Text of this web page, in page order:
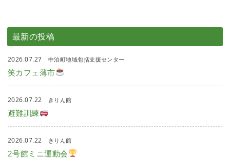
最新の投稿
2026.07.27 中泊町地域包括支援センター
笑カフェ薄市
2026.07.22 きりん館
避難訓練
2026.07.22 きりん館
2号館ミニ運動会